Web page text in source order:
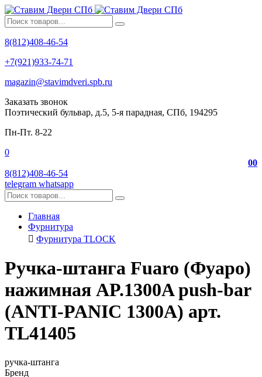
8(812)408-46-54
+7(921)933-74-71
magazin@stavimdveri.spb.ru
Заказать звонок
Поэтический бульвар, д.5, 5-я парадная, СПб, 194295
Пн-Пт. 8-22
0
00
8(812)408-46-54
telegram whatsapp
Главная
Фурнитура
Фурнитура TLOCK
Ручка-штанга Fuaro (Фуаро)
нажимная AP.1300A push-bar
(ANTI-PANIC 1300А) арт.
TL41405
ручка-штанга
Бренд